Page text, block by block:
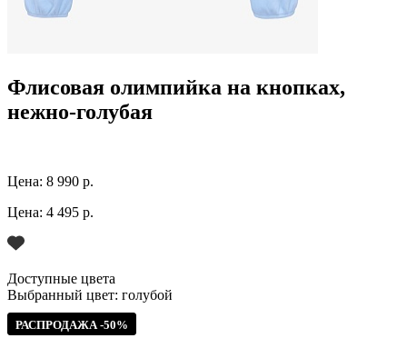
Флисовая олимпийка на кнопках,
нежно-голубая
Цена: 8 990 р.
Цена: 4 495 р.
Доступные цвета
Выбранный цвет: голубой
РАСПРОДАЖА -50%